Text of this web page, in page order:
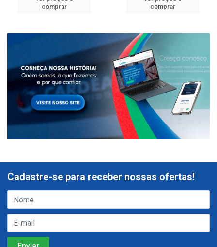
comprar
comprar
Cadastre-se para receber nossas ofertas!